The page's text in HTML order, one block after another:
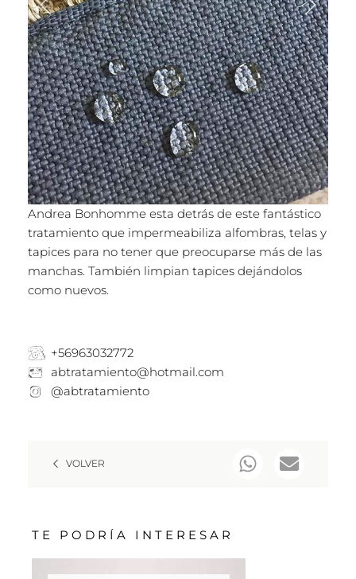
Andrea Bonhomme esta detrás de este fantástico
tratamiento que impermeabiliza alfombras, telas y
tapices para no tener que preocuparse más de las
manchas. También limpian tapices dejándolos
como nuevos.
+56963032772
abtratamiento@hotmail.com
@abtratamiento
VOLVER
TE PODRÍA INTERESAR